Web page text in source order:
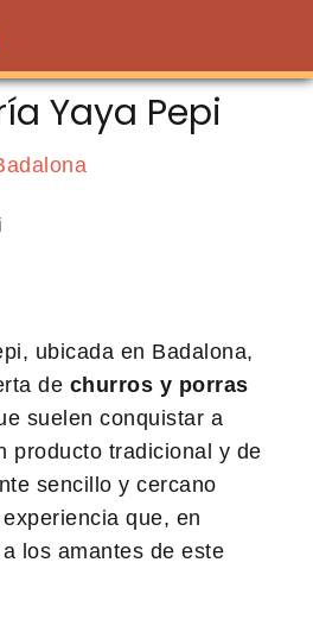
Yaya Pepi
ubicada en Badalona,
de churros y porras
suelen conquistar a
producto tradicional y de
sencillo y cercano
que, en
los amantes de este